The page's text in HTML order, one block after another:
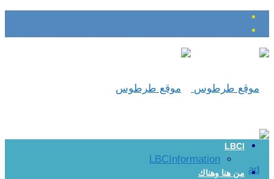
LBCI
LBCInformation
من هنا وهناك